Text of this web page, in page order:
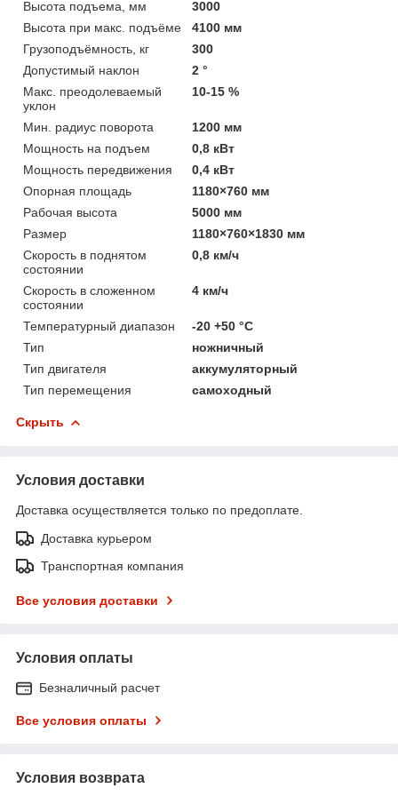
Высота подъема, мм
3000
Высота при макс. подъёме
4100 мм
Грузоподъёмность, кг
300
Допустимый наклон
2 °
Макс. преодолеваемый
уклон
10-15 %
Мин. радиус поворота
1200 мм
Мощность на подъем
0,8 кВт
Мощность передвижения
0,4 кВт
Опорная площадь
1180×760 мм
Рабочая высота
5000 мм
Размер
1180×760×1830 мм
Скорость в поднятом
состоянии
0,8 км/ч
Скорость в сложенном
состоянии
4 км/ч
Температурный диапазон
-20 +50 °C
Тип
ножничный
Тип двигателя
аккумуляторный
Тип перемещения
самоходный
Скрыть
Условия доставки
Доставка осуществляется только по предоплате.
Доставка курьером
Транспортная компания
Все условия доставки
Условия оплаты
Безналичный расчет
Все условия оплаты
Условия возврата